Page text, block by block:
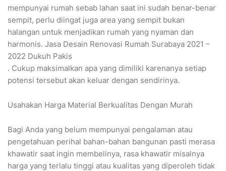
mempunyai rumah sebab lahan saat ini sudah benar-benar
sempit, perlu diingat juga area yang sempit bukan
halangan untuk menjadikan rumah yang nyaman dan
harmonis. Jasa Desain Renovasi Rumah Surabaya 2021 –
2022 Dukuh Pakis
. Cukup maksimalkan apa yang dimiliki karenanya setiap
potensi tersebut akan keluar dengan sendirinya.
Usahakan Harga Material Berkualitas Dengan Murah
Bagi Anda yang belum mempunyai pengalaman atau
pengetahuan perihal bahan-bahan bangunan pasti merasa
khawatir saat ingin membelinya, rasa khawatir misalnya
harga yang terlalu tinggi atau kualitas yang diperoleh tidak